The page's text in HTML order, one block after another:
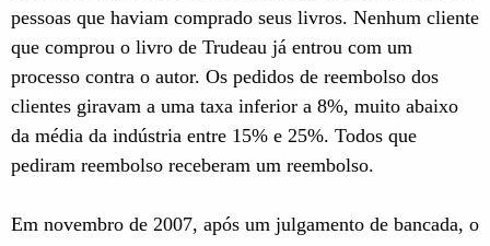
pessoas que haviam comprado seus livros. Nenhum cliente
que comprou o livro de Trudeau já entrou com um
processo contra o autor. Os pedidos de reembolso dos
clientes giravam a uma taxa inferior a 8%, muito abaixo
da média da indústria entre 15% e 25%. Todos que
pediram reembolso receberam um reembolso.
Em novembro de 2007, após um julgamento de bancada, o